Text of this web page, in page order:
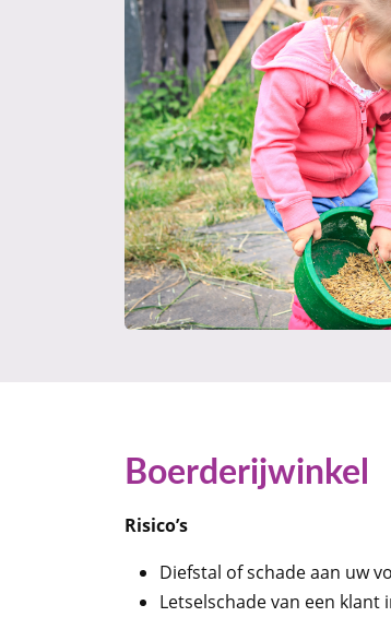
Boerderijwinkel
Risico’s
Diefstal of schade aan uw
Letselschade van een